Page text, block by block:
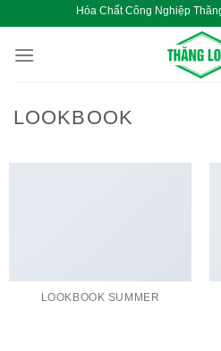
nội
Hóa Chất Công
LOOKBOOK
LOOKBOOK SUMMER